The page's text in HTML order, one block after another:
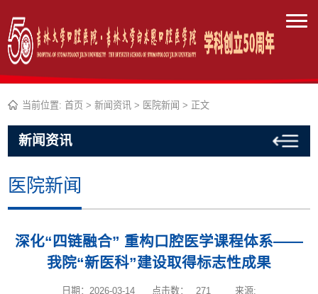
当前位置:首页 >新闻资讯 > 医院新闻 > 正文
新闻资讯
医院新闻
深化“四链融合” 重构口腔医学课程体系——
我院“新医科”建设取得标志性成果
日期：2026-03-14 点击数： 271 来源: